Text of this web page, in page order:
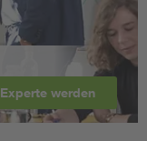
Experte werden